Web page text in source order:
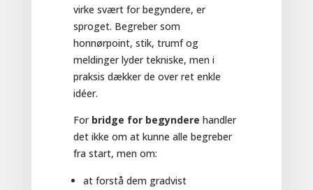
virke svært for begyndere, er
sproget. Begreber som
honnørpoint, stik, trumf og
meldinger lyder tekniske, men i
praksis dækker de over ret enkle
idéer.
For bridge for begyndere handler
det ikke om at kunne alle begreber
fra start, men om:
at forstå dem gradvist